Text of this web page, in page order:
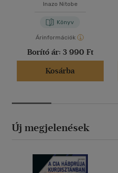
Inazo Nitobe
Könyv
Árinformációk
Borító ár: 3 990 Ft
Kosárba
Új megjelenések